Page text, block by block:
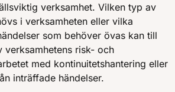
verksamhet. Vilken typ av
i verksamheten eller vilka
som behöver övas kan till
verksamhetens risk- och
med kontinuitetshantering eller
inträffade händelser.